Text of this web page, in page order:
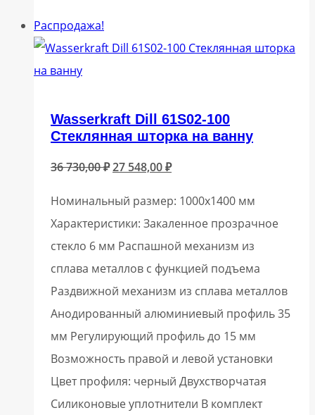
Распродажа!
Wasserkraft Dill 61S02-100
Стеклянная шторка на ванну
36 730,00₽Первоначальная
составляла
27 548,00₽Текущая
Номинальный размер: 1000х1400 мм
Характеристики: Закаленное прозрачное
стекло 6 мм Распашной механизм из
сплава металлов с функцией подъема
Раздвижной механизм из сплава металлов
Анодированный алюминиевый профиль 35
мм Регулирующий профиль до 15 мм
Возможность правой и левой установки
Цвет профиля: черный Двухстворчатая
Силиконовые уплотнители В комплект